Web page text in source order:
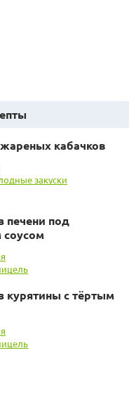
кабачков
закуски
печени под
курятины с тёртым